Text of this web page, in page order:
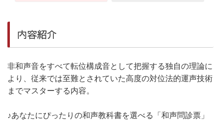
内容紹介
非和声音をすべて転位構成音として把握する独自の理論に
より、従来では至難とされていた高度の対位法的運声技術
までマスターする内容。
♪あなたにぴったりの和声教科書を選べる「和声問診票」